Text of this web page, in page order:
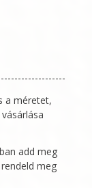
a méretet,
add meg
meg